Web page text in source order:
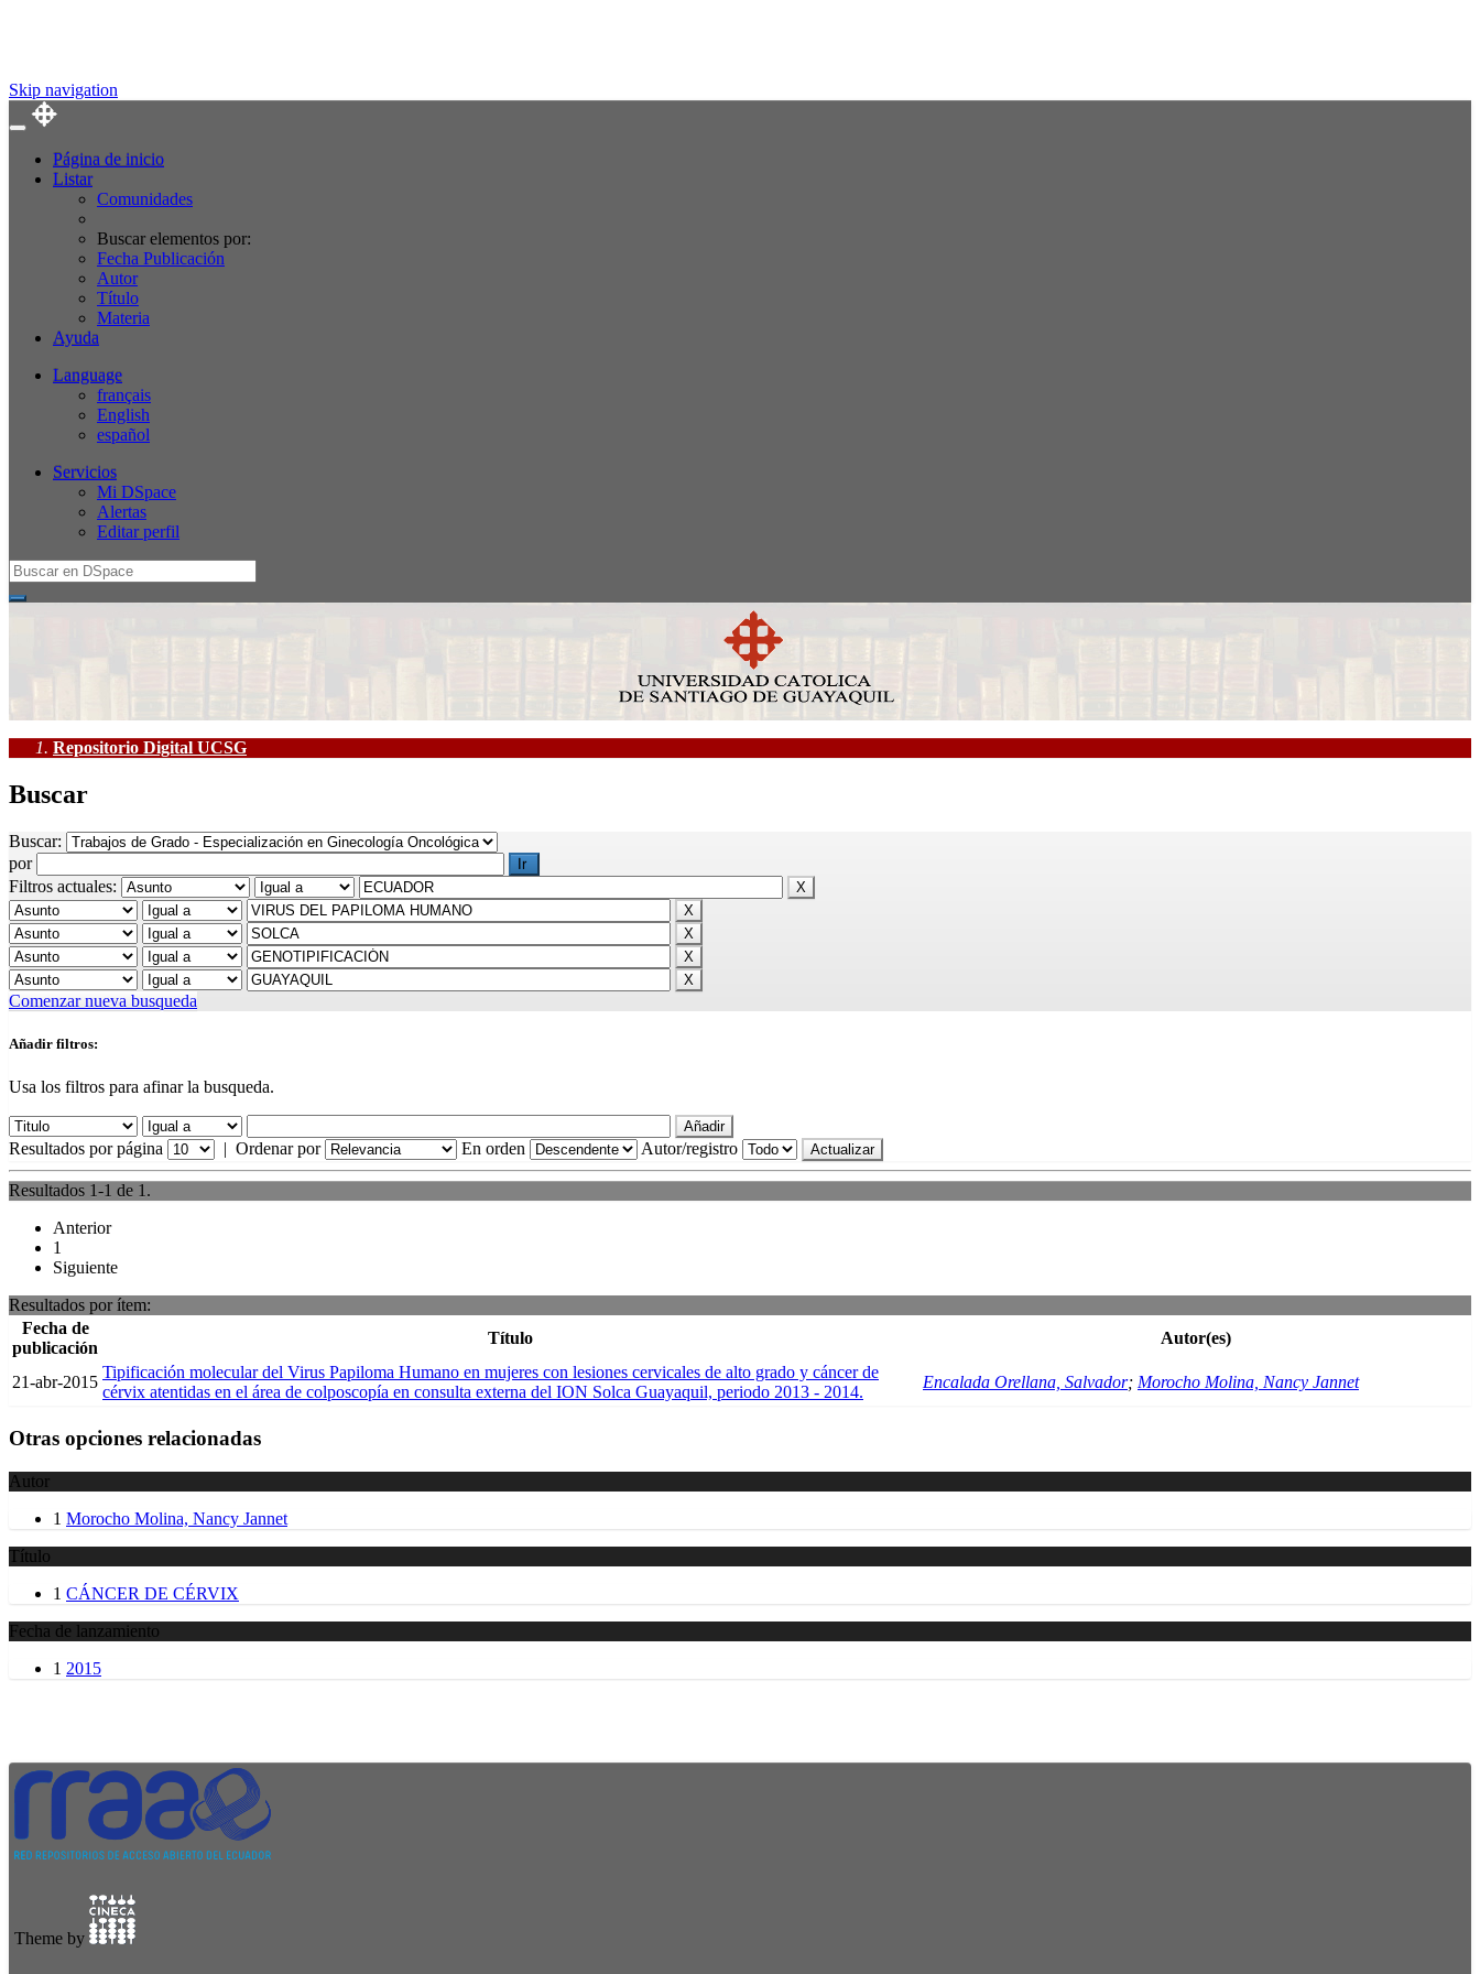
Skip navigation
Página de inicio
Listar
Comunidades
Buscar elementos por:
Fecha Publicación
Autor
Título
Materia
Ayuda
Language
français
English
español
Servicios
Mi DSpace
Alertas
Editar perfil
Repositorio Digital UCSG
Buscar
Buscar:
por
Filtros actuales:
Comenzar nueva busqueda
Añadir filtros:
Usa los filtros para afinar la busqueda.
Resultados por página | Ordenar por En orden Autor/registro
Resultados 1-1 de 1.
Anterior
1
Siguiente
Resultados por ítem:
Fecha de
publicación
Título Autor(es)
21-abr-2015
Tipificación molecular del Virus Papiloma Humano en mujeres con lesiones cervicales de alto grado y cáncer de
cérvix atentidas en el área de colposcopía en consulta externa del ION Solca Guayaquil, periodo 2013 - 2014.
Encalada Orellana, Salvador; Morocho Molina, Nancy Jannet
Otras opciones relacionadas
Autor
1 Morocho Molina, Nancy Jannet
Título
1 CÁNCER DE CÉRVIX
Fecha de lanzamiento
1 2015
Theme by